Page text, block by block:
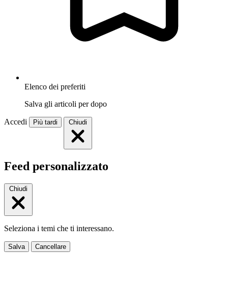
Elenco dei preferiti
Salva gli articoli per dopo
Accedi Più tardi Chiudi
Feed personalizzato
Chiudi
Seleziona i temi che ti interessano.
Salva Cancellare